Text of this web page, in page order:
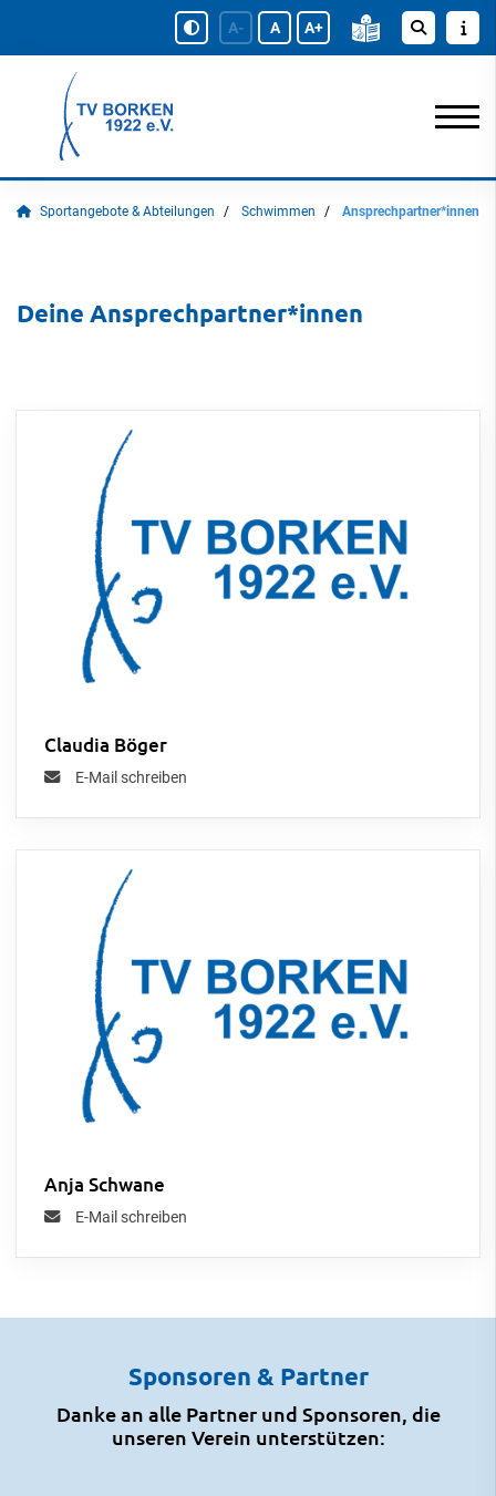
A- A A+
Sportangebote & Abteilungen Schwimmen Ansprechpartner*innen
Deine Ansprechpartner*innen
Claudia Böger
E-Mail schreiben
Anja Schwane
E-Mail schreiben
Sponsoren & Partner
Danke an alle Partner und Sponsoren, die
unseren Verein unterstützen: